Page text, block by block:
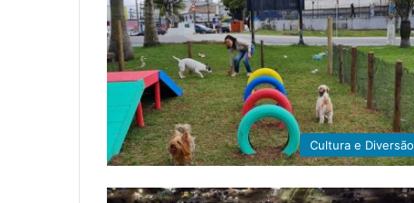
Cultura e Diversão